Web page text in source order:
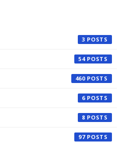
3
54
460
6
8
97